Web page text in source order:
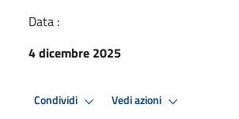
Data :
4 dicembre 2025
Condividi Vedi azioni